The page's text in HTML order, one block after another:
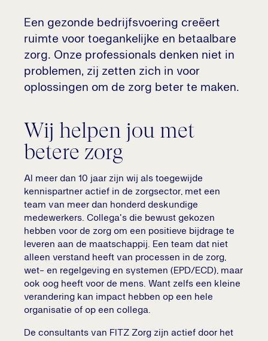
Een gezonde bedrijfsvoering creëert
ruimte voor toegankelijke en betaalbare
zorg. Onze professionals denken niet in
problemen, zij zetten zich in voor
oplossingen om de zorg beter te maken.
Wij helpen jou met
betere zorg
Al meer dan 10 jaar zijn wij als toegewijde
kennispartner actief in de zorgsector, met een
team van meer dan honderd deskundige
medewerkers. Collega's die bewust gekozen
hebben voor de zorg om een positieve bijdrage te
leveren aan de maatschappij. Een team dat niet
alleen verstand heeft van processen in de zorg,
wet- en regelgeving en systemen (EPD/ECD), maar
ook oog heeft voor de mens. Want zelfs een kleine
verandering kan impact hebben op een hele
organisatie of op een collega.
De consultants van FITZ Zorg zijn actief door het